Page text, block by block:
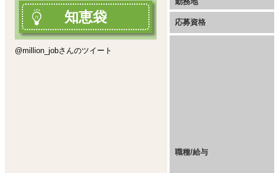
応募資格
職種/給与
知恵袋
@million_jobさんのツイート